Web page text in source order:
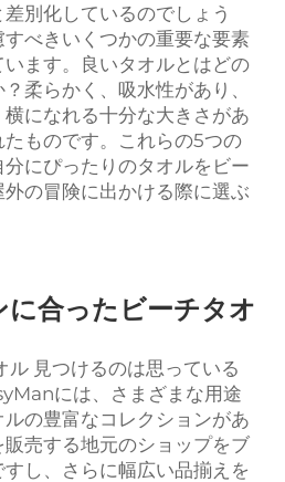
別化しているのでしょう
べきいくつかの重要な要素
ます。良いタオルとはどの
柔らかく、吸水性があり、
になれる十分な大きさがあ
ものです。これらの5つの
にぴったりのタオルをビー
の冒険に出かける際に選ぶ
合ったビーチタオ
ル 見つけるのは思っている
には、さまざまな用途
の豊富なコレクションがあ
売する地元のショップをブ
し、さらに幅広い品揃えを